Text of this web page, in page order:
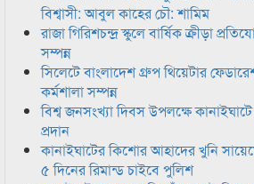
বিশ্বাসী: আবুল কাহের চৌ: শামিম
রাজা গিরিশচন্দ্র স্কুলে বার্ষিক ক্রীড়া
সম্পন্ন
সিলেটে বাংলাদেশ গ্রুপ থিয়েটার
কর্মশালা সম্পন্ন
বিশ্ব জনসংখ্যা দিবস উপলক্ষে
প্রদান
কানাইঘাটের কিশোর আহাদের খুনি
৫ দিনের রিমান্ড চাইবে পুলিশ